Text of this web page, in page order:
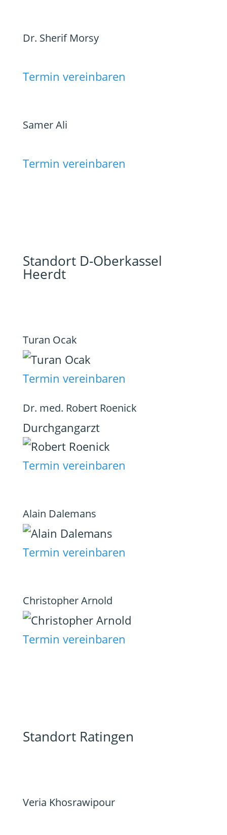
Dr. Sherif Morsy
Termin vereinbaren
Samer Ali
Termin vereinbaren
Standort D-Oberkassel
Heerdt
Turan Ocak
Termin vereinbaren
Dr. med. Robert Roenick
Durchgangarzt
Termin vereinbaren
Alain Dalemans
Termin vereinbaren
Christopher Arnold
Termin vereinbaren
Standort Ratingen
Veria Khosrawipour